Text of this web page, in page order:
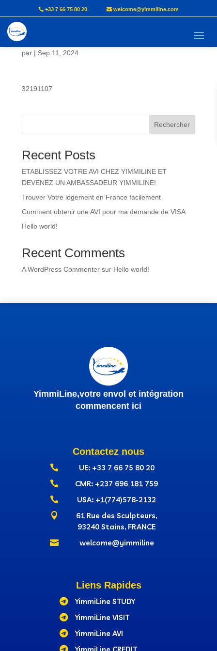
+33 7 66 75 80 20 welcome@yimmiline.com
DONGMO Ariane Claire
par | Sep 11, 2024
32191107
Rechercher
Recent Posts
ETABLISSEZ VOTRE AVI CHEZ YIMMILINE ET
DEVENEZ UN AMBASSADEUR YIMMILINE!
Trouver Votre logement en France facilement
Comment obtenir une AVI pour ma demande de VISA
Hello world!
Recent Comments
A WordPress Commentersur Hello world!
YimmiLine,votre envol et intégration
commencent ici
Contactez nous
 UE: +33 7 66 75 80 20
 CMR: +237‭ 696 181 759
 USA: +1(774)578-2132

61 Rue des Sculpteurs,
93240 Stains, FRANCE
 welcome@yimmiline
Liens Rapides

YimmiLine STUDY

YimmiLine VISIT

YimmiLine AVI